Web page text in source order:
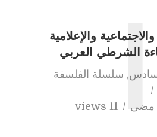
والإعلامية
الشرطي العربي
, سلسلة الفلسفة
مضى
11 viewsا